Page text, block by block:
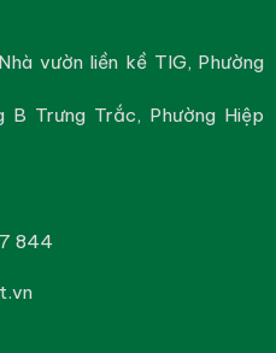
vườn liền kề TIG, Phường
B Trưng Trắc, Phường Hiệp
844